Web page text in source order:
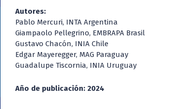
Autores:
Pablo Mercuri, INTA Argentina
Giampaolo Pellegrino, EMBRAPA Brasil
Gustavo Chacón, INIA Chile
Edgar Mayeregger, MAG Paraguay
Guadalupe Tiscornia, INIA Uruguay
Año de publicación: 2024